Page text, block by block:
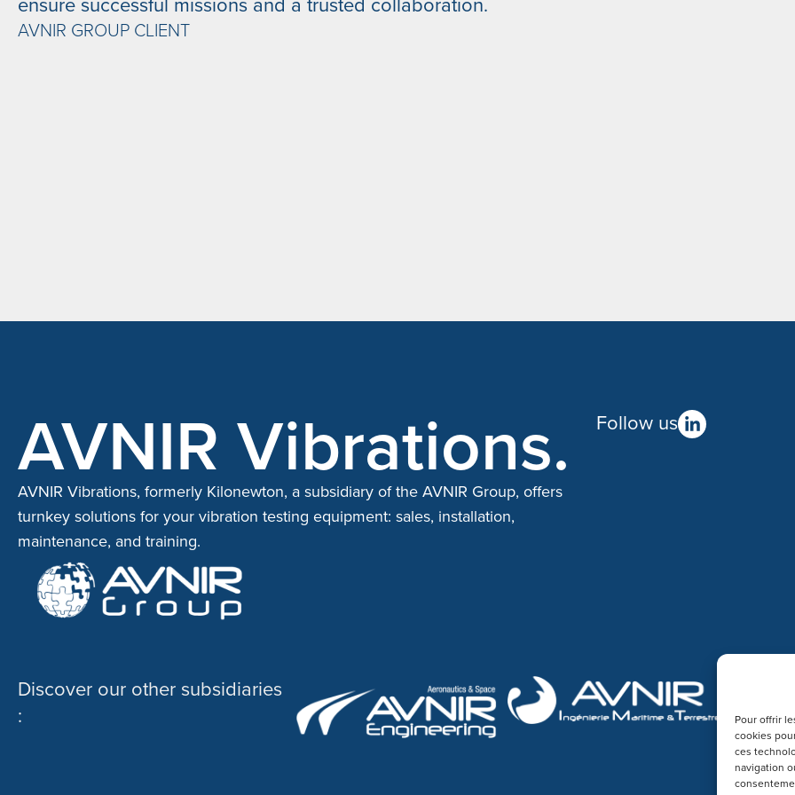
Pour offrir
cookies
ces
navigation
AVNIR GROUP CLIENT
AVNIR Vibrations.
AVNIR Vibrations, formerly Kilonewton, a subsidiary of the AVNIR Group, offers
turnkey solutions for your vibration testing equipment: sales, installation,
maintenance, and training.
Follow us
Discover our other subsidiaries
: